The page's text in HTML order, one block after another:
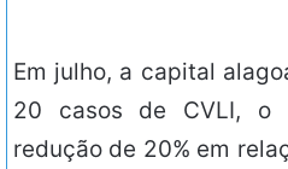
Em julho, a capital
20 casos de CVLI, o
redução de 20% em